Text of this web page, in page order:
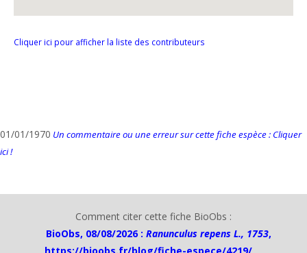
Cliquer ici pour afficher la liste des contributeurs
01/01/1970 Un commentaire ou une erreur sur cette fiche espèce : Cliquer
ici !
Comment citer cette fiche BioObs :
BioObs, 08/08/2026 : Ranunculus repens L., 1753,